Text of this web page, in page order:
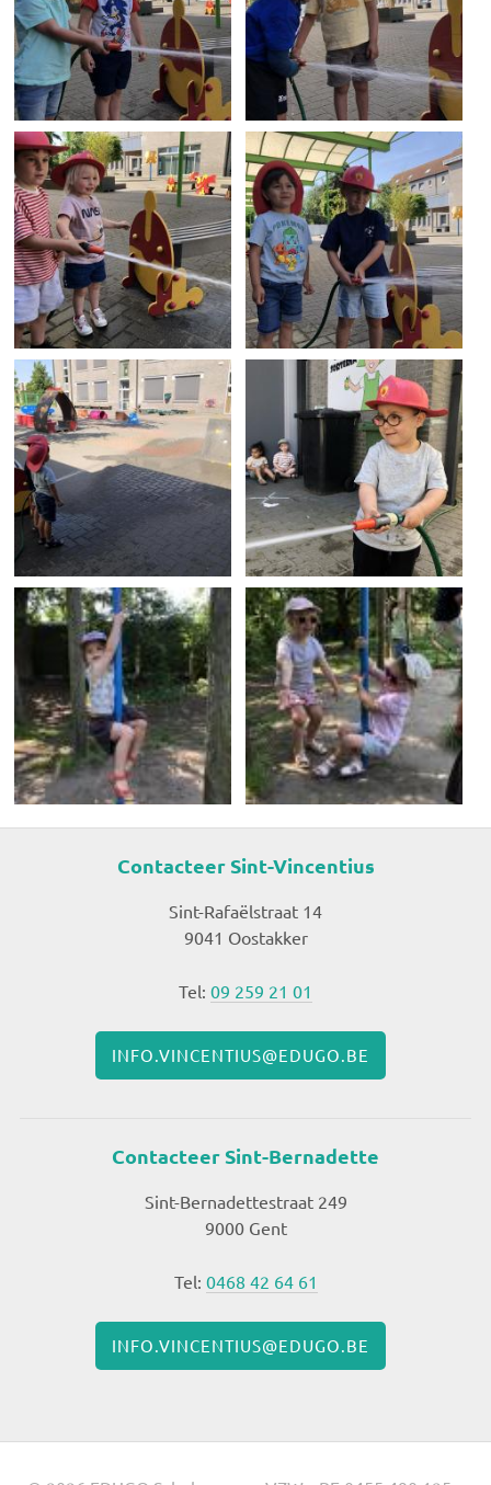
Contacteer Sint-Vincentius
Sint-Rafaëlstraat 14
9041 Oostakker
Tel: 09 259 21 01
INFO.VINCENTIUS@EDUGO.BE
Contacteer Sint-Bernadette
Sint-Bernadettestraat 249
9000 Gent
Tel: 0468 42 64 61
INFO.VINCENTIUS@EDUGO.BE